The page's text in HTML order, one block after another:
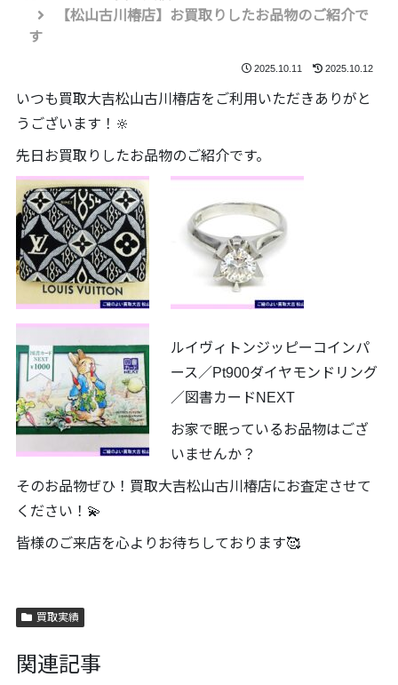
【松山古川椿店】お買取りしたお品物のご紹介で
す
2025.10.11 2025.10.12
いつも買取大吉松山古川椿店をご利用いただきありがと
うございます！🔆
先日お買取りしたお品物のご紹介です。
ルイヴィトンジッピーコインパ
ース／Pt900ダイヤモンドリング
／図書カードNEXT
お家で眠っているお品物はござ
いませんか？
そのお品物ぜひ！買取大吉松山古川椿店にお査定させて
ください！💫
皆様のご来店を心よりお待ちしております🥰
買取実績
関連記事